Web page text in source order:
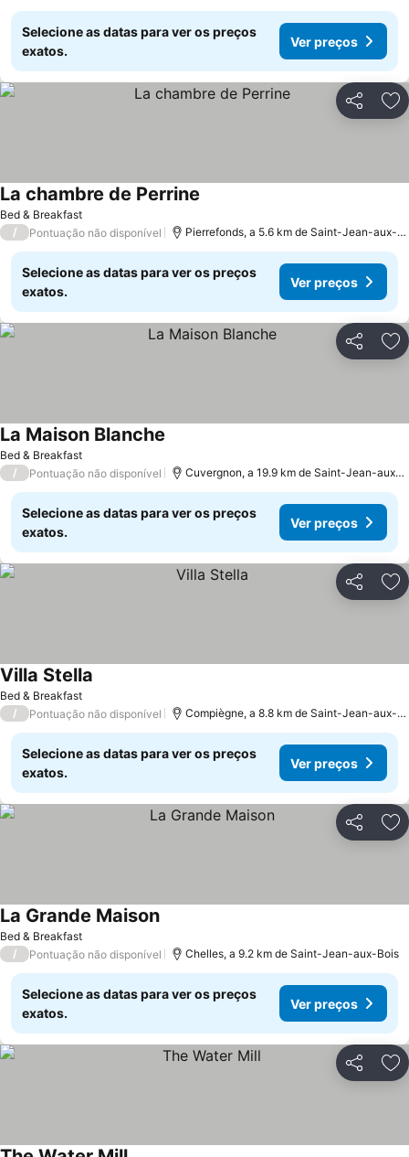
Selecione as datas para ver os preços
exatos.
Ver preços
Partilhar
Bed & Breakfast
La chambre de Perrine
/ Pontuação não disponível Pierrefonds, a 5.6 km de Saint-Jean-aux-
Selecione as datas para ver os preços
exatos.
Ver preços
Partilhar
Bed & Breakfast
La Maison Blanche
/ Pontuação não disponível Cuvergnon, a 19.9 km de Saint-Jean-aux-
Selecione as datas para ver os preços
exatos.
Ver preços
Partilhar
Bed & Breakfast
Villa Stella
/ Pontuação não disponível Compiègne, a 8.8 km de Saint-Jean-aux-
Selecione as datas para ver os preços
exatos.
Ver preços
Partilhar
Bed & Breakfast
La Grande MaisonVer preços
/ Pontuação não disponível Chelles, a 9.2 km de Saint-Jean-aux-Bois
Selecione as datas para ver os preços
exatos.
Ver preços
Partilhar